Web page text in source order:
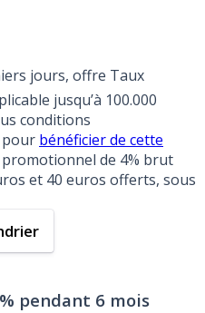
jours, offre Taux
jusqu’à 100.000
conditions
pour bénéficier de cette
promotionnel de 4% brut
et 40 euros offerts, sous
pendant 6 mois